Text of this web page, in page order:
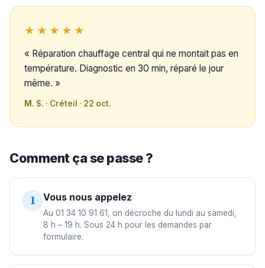
★★★★★
« Réparation chauffage central qui ne montait pas en
température. Diagnostic en 30 min, réparé le jour
même. »
M. S. · Créteil · 22 oct.
Comment ça se passe ?
1 Vous nous appelez
Au 01 34 10 91 61, on décroche du lundi au samedi,
8 h – 19 h. Sous 24 h pour les demandes par
formulaire.